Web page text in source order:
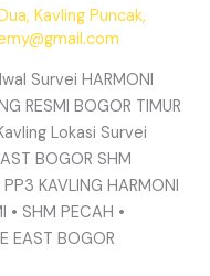
,Kavling Puncak,
Survei HARMONI
RESMI BOGOR TIMUR
Lokasi Survei
BOGOR SHM
KAVLING HARMONI
• SHM PECAH •
EAST BOGOR